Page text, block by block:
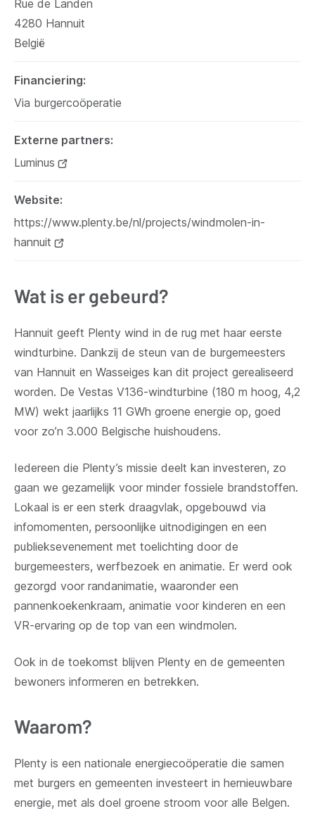
Rue de Landen
4280 Hannuit
België
Financiering
Via burgercoöperatie
Externe partners
Luminus
Website
https://www.plenty.be/nl/projects/windmolen-in-
hannuit
Wat is er gebeurd?
Hannuit geeft Plenty wind in de rug met haar eerste
windturbine. Dankzij de steun van de burgemeesters
van Hannuit en Wasseiges kan dit project gerealiseerd
worden. De Vestas V136-windturbine (180 m hoog, 4,2
MW) wekt jaarlijks 11 GWh groene energie op, goed
voor zo’n 3.000 Belgische huishoudens.
Iedereen die Plenty’s missie deelt kan investeren, zo
gaan we gezamelijk voor minder fossiele brandstoffen.
Lokaal is er een sterk draagvlak, opgebouwd via
infomomenten, persoonlijke uitnodigingen en een
publieks­evenement met toelichting door de
burgemeesters, werfbezoek en animatie. Er werd ook
gezorgd voor randanimatie, waaronder een
pannenkoekenkraam, animatie voor kinderen en een
VR-ervaring op de top van een windmolen.
Ook in de toekomst blijven Plenty en de gemeenten
bewoners informeren en betrekken.
Waarom?
Plenty is een nationale energiecoöperatie die samen
met burgers en gemeenten investeert in hernieuwbare
energie, met als doel groene stroom voor alle Belgen.